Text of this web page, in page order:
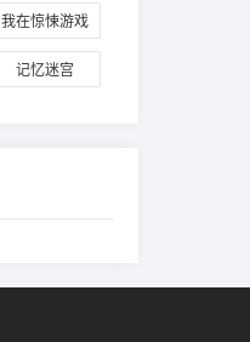
我在惊悚游戏
里封神
记忆迷宫